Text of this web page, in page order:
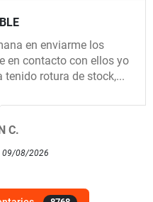
en enviarme los
en contacto con ellos yo
rotura de stock,...
C.
09/08/2026